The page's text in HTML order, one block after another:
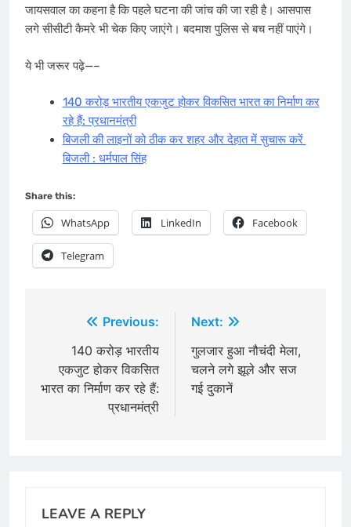
जायसवाल का कहना है कि पहले घटना की जांच की जा रही है। आसपास
लगे सीसीटी कैमरे भी चेक किए जाएंगे। बदमाश पुलिस से बच नहीं पाएंगे।
ये भी जरूर पढ़े—–​
140 करोड़ भारतीय एकजुट होकर विकसित भारत का निर्माण कर
रहे हैं: प्रधानमंत्री
बिजली की लाइनों को ठीक कर शहर और देहात में सुचारू करें ​
बिजली : धर्मपाल सिंह
Share this:
WhatsApp LinkedIn Facebook
Telegram
navigation
Previous:
140 करोड़ भारतीय
एकजुट होकर विकसित
भारत का निर्माण कर रहे हैं:
प्रधानमंत्री
Next:
गुलजार हुआ नौचंदी मेला,
चलने लगे झूले और सज
गई दुकानें
LEAVE A REPLY